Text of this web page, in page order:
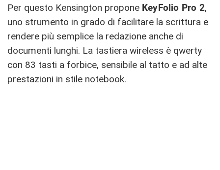
Per questo Kensington propone KeyFolio Pro 2,
uno strumento in grado di facilitare la scrittura e
rendere più semplice la redazione anche di
documenti lunghi. La tastiera wireless è qwerty
con 83 tasti a forbice, sensibile al tatto e ad alte
prestazioni in stile notebook.